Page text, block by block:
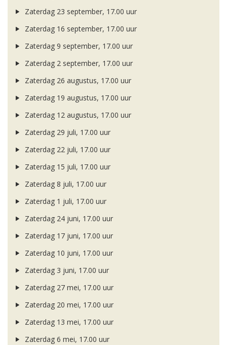
Zaterdag 23 september, 17.00 uur
Zaterdag 16 september, 17.00 uur
Zaterdag 9 september, 17.00 uur
Zaterdag 2 september, 17.00 uur
Zaterdag 26 augustus, 17.00 uur
Zaterdag 19 augustus, 17.00 uur
Zaterdag 12 augustus, 17.00 uur
Zaterdag 29 juli, 17.00 uur
Zaterdag 22 juli, 17.00 uur
Zaterdag 15 juli, 17.00 uur
Zaterdag 8 juli, 17.00 uur
Zaterdag 1 juli, 17.00 uur
Zaterdag 24 juni, 17.00 uur
Zaterdag 17 juni, 17.00 uur
Zaterdag 10 juni, 17.00 uur
Zaterdag 3 juni, 17.00 uur
Zaterdag 27 mei, 17.00 uur
Zaterdag 20 mei, 17.00 uur
Zaterdag 13 mei, 17.00 uur
Zaterdag 6 mei, 17.00 uur